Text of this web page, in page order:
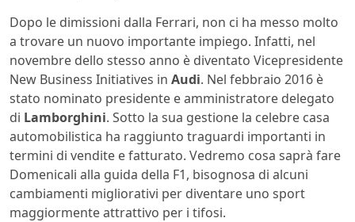
Dopo le dimissioni dalla Ferrari, non ci ha messo molto
a trovare un nuovo importante impiego. Infatti, nel
novembre dello stesso anno è diventato Vicepresidente
New Business Initiatives in Audi. Nel febbraio 2016 è
stato nominato presidente e amministratore delegato
di Lamborghini. Sotto la sua gestione la celebre casa
automobilistica ha raggiunto traguardi importanti in
termini di vendite e fatturato. Vedremo cosa saprà fare
Domenicali alla guida della F1, bisognosa di alcuni
cambiamenti migliorativi per diventare uno sport
maggiormente attrattivo per i tifosi.